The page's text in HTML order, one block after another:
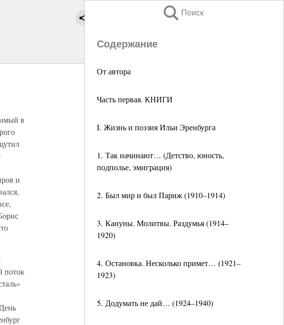
Поиск
Содержание
От автора
Часть первая. КНИГИ
I. Жизнь и поэзия Ильи Эренбурга
1. Так начинают… (Детство, юность,
подполье, эмиграция)
2. Был мир и был Париж (1910–1914)
3. Кануны. Молитвы. Раздумья (1914–
1920)
4. Остановка. Несколько примет… (1921–
1923)
5. Додумать не дай… (1924–1940)
в
и
поток